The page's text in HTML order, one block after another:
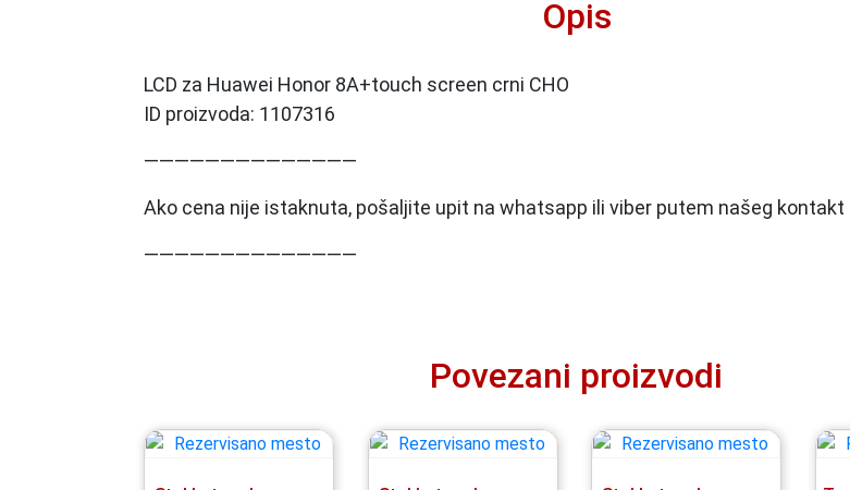
Opis
LCD za Huawei Honor 8A+touch screen crni CHO
ID proizvoda: 1107316
——————————————
Ako cena nije istaknuta, pošaljite upit na whatsapp ili viber putem našeg
——————————————
Povezani proizvodi